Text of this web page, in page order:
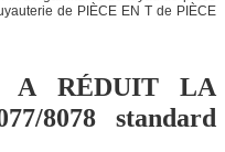
de PIÈCE EN T de PIÈCE
A RÉDUIT LA
8078 standard